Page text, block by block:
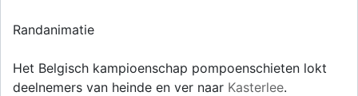
Randanimatie
Het Belgisch kampioenschap pompoenschieten lokt
deelnemers van heinde en ver naar Kasterlee.